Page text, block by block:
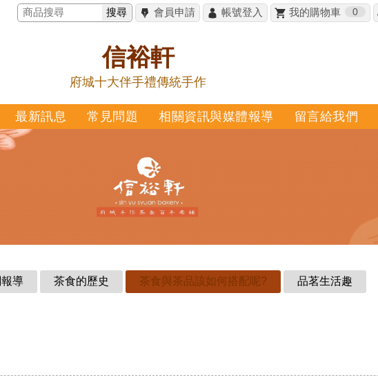
搜尋 會員申請 帳號登入 我的購物車 0
信裕軒
府城十大伴手禮傳統手作
最新訊息 常見問題 相關資訊與媒體報導 留言給我們
導 茶食的歷史 茶食與茶品該如何搭配呢? 品茗生活趣